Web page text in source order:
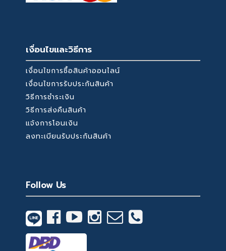
เงื่อนไขและวิธีการ
เงื่อนไขการซื้อสินค้าออนไลน์
เงื่อนไขการรับประกันสินค้า
วิธีการชำระเงิน
วิธีการส่งคืนสินค้า
แจ้งการโอนเงิน
ลงทะเบียนรับประกันสินค้า
Follow Us